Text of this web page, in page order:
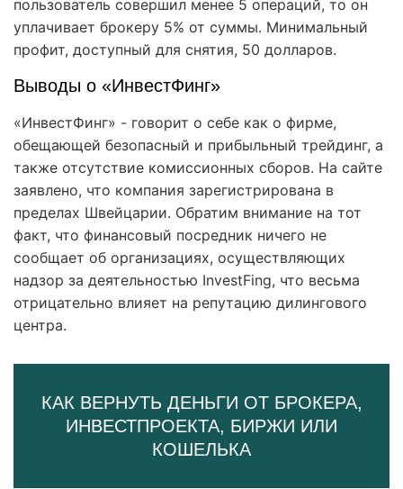
пользователь совершил менее 5 операций, то он
уплачивает брокеру 5% от суммы. Минимальный
профит, доступный для снятия, 50 долларов.
Выводы о «ИнвестФинг»
«ИнвестФинг» - говорит о себе как о фирме,
обещающей безопасный и прибыльный трейдинг, а
также отсутствие комиссионных сборов. На сайте
заявлено, что компания зарегистрирована в
пределах Швейцарии. Обратим внимание на тот
факт, что финансовый посредник ничего не
сообщает об организациях, осуществляющих
надзор за деятельностью InvestFing, что весьма
отрицательно влияет на репутацию дилингового
центра.
КАК ВЕРНУТЬ ДЕНЬГИ ОТ БРОКЕРА,
ИНВЕСТПРОЕКТА, БИРЖИ ИЛИ
КОШЕЛЬКА